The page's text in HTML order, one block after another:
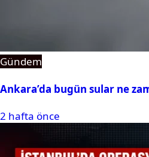
Gündem
Ankara’da bugün sular ne
2 hafta önce